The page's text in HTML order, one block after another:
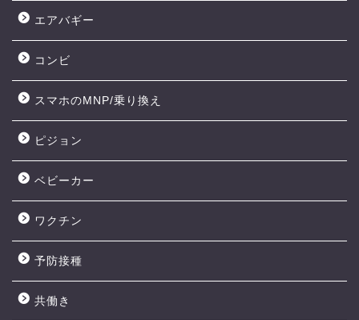
エアバギー
コンビ
スマホのMNP/乗り換え
ピジョン
ベビーカー
ワクチン
予防接種
共働き